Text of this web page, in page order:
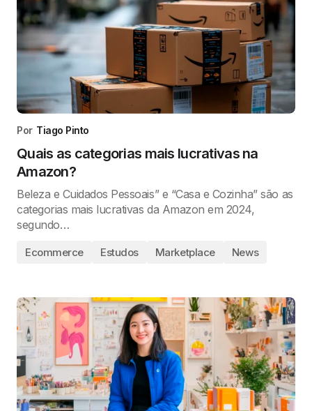
Por Tiago Pinto
Quais as categorias mais lucrativas na
Amazon?
Beleza e Cuidados Pessoais” e “Casa e Cozinha” são as
categorias mais lucrativas da Amazon em 2024,
segundo…
Ecommerce Estudos Marketplace News